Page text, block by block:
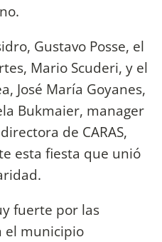
Gustavo Posse, el
Mario Scuderi, y el
José María Goyanes,
Bukmaier, manager
de CARAS,
esta fiesta que unió
fuerte por las
el municipio